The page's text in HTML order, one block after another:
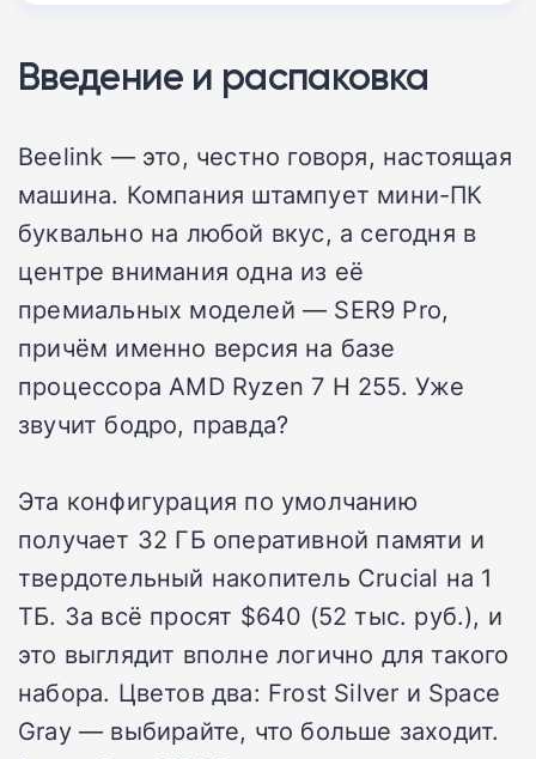
Введение и распаковка
Beelink — это, честно говоря, настоящая
машина. Компания штампует мини-ПК
буквально на любой вкус, а сегодня в
центре внимания одна из её
премиальных моделей — SER9 Pro,
причём именно версия на базе
процессора AMD Ryzen 7 H 255. Уже
звучит бодро, правда?
Эта конфигурация по умолчанию
получает 32 ГБ оперативной памяти и
твердотельный накопитель Crucial на 1
ТБ. За всё просят $640 (52 тыс. руб.), и
это выглядит вполне логично для такого
набора. Цветов два: Frost Silver и Space
Gray — выбирайте, что больше заходит.